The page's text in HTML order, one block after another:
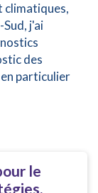
climatiques,
j'ai
des
particulier
le